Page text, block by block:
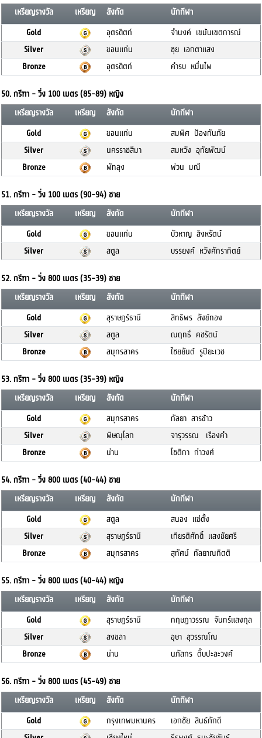
เหรียญรางวัล
เหรียญ สังกัด
นักกีฬา
Gold
อุตรดิตถ์
จำนงค์ เขม้นเขตการณ์
Silver
ขอนแก่น
ซุย เอกตาแสง
Bronze
อุตรดิตถ์ คำรบ หมื่นไพ
50. กรีฑา - วิ่ง 100 เมตร (85-89) หญิง
เหรียญรางวัล
เหรียญ สังกัด
นักกีฬา
Gold
ขอนแก่น
สมพิศ ป้องกันภัย
Silver
นครราชสีมา
สมหวัง อุทัยพัฒน์
Bronze
พัทลุง พ่วน มณี
51. กรีฑา - วิ่ง 100 เมตร (90-94) ชาย
เหรียญรางวัล
เหรียญ สังกัด
นักกีฬา
Gold
ขอนแก่น
บัวหาญ สิงหรัตน์
Silver
สตูล บรรยงค์ หวังศักราทิตย์
52. กรีฑา - วิ่ง 800 เมตร (35-39) ชาย
เหรียญรางวัล
เหรียญ สังกัด
นักกีฬา
Gold
สุราษฎร์ธานี
สิทธิพร สังข์ทอง
Silver
สตูล
ณฤทธิ์ คชรัตน์
Bronze
สมุทรสาคร ไชยยันต์ รูปิยะเวช
53. กรีฑา - วิ่ง 800 เมตร (35-39) หญิง
เหรียญรางวัล
เหรียญ สังกัด
นักกีฬา
Gold
สมุทรสาคร
กัลยา สารข้าว
Silver
พิษณุโลก
จารุวรรณ เรืองคำ
Bronze
น่าน โชติกา ก๋าวงศ์
54. กรีฑา - วิ่ง 800 เมตร (40-44) ชาย
เหรียญรางวัล
เหรียญ สังกัด
นักกีฬา
Gold
สตูล
สนอง แซ่ตั้ง
Silver
สุราษฎร์ธานี
เกียรติศักดิ์ แสงชัยศรี
Bronze
สมุทรสาคร สุทัศน์ กัลยาณกิตติ
55. กรีฑา - วิ่ง 800 เมตร (40-44) หญิง
เหรียญรางวัล
เหรียญ สังกัด
นักกีฬา
Gold
สุราษฎร์ธานี
กฤษฎาวรรณ จันทร์แสงกุล
Silver
สงขลา
อุษา สุวรรณโณ
Bronze
น่าน นภัสกร ติ๊บปะละวงค์
56. กรีฑา - วิ่ง 800 เมตร (45-49) ชาย
เหรียญรางวัล
เหรียญ สังกัด
นักกีฬา
Gold
กรุงเทพมหานคร
เอกชัย สินธ์ภักดี